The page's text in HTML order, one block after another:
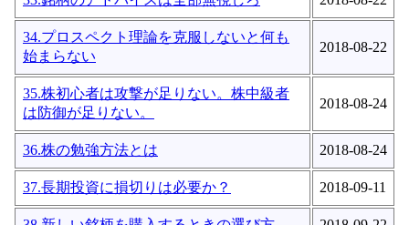
34.プロスペクト理論を克服しないと何も
始まらない
2018-08-22
35.株初心者は攻撃が足りない。株中級者
は防御が足りない。
2018-08-24
36.株の勉強方法とは 2018-08-24
37.長期投資に損切りは必要か？ 2018-09-11